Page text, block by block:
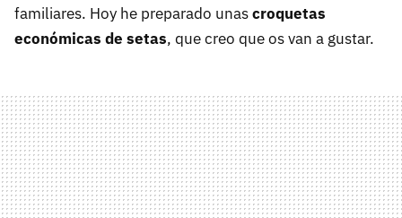
familiares. Hoy he preparado unascroquetas
económicas de setas, que creo que os van a gustar.